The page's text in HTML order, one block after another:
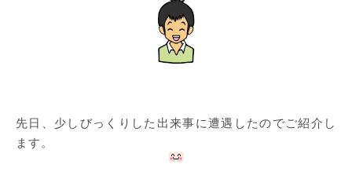
先日、少しびっくりした出来事に遭遇したのでご紹介し
ます。